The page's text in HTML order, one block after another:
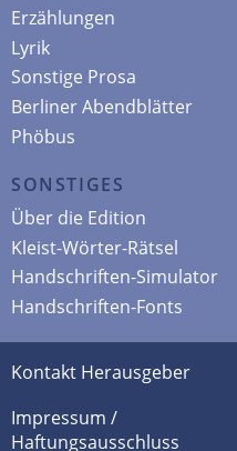
Erzählungen
Lyrik
Sonstige Prosa
Berliner Abendblätter
Phöbus
SONSTIGES
Über die Edition
Kleist-Wörter-Rätsel
Handschriften-Simulator
Handschriften-Fonts
Kontakt Herausgeber
Impressum /
Haftungsausschluss